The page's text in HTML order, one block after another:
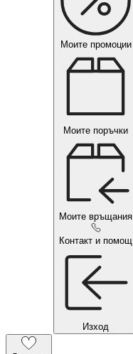
Моите промоции
Моите поръчки
Моите връщания
Контакт и помощ
Изход